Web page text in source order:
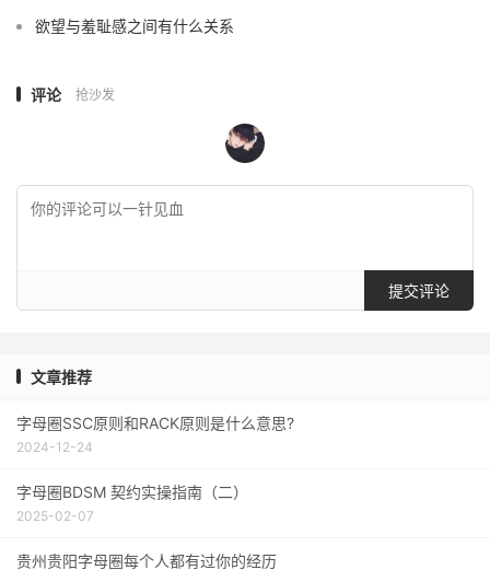
欲望与羞耻感之间有什么关系
评论 抢沙发
提交评论
文章推荐
字母圈SSC原则和RACK原则是什么意思?
2024-12-24
字母圈BDSM 契约实操指南（二）
2025-02-07
贵州贵阳字母圈每个人都有过你的经历